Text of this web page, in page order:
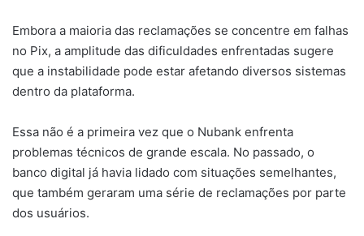
Embora a maioria das reclamações se concentre em falhas
no Pix, a amplitude das dificuldades enfrentadas sugere
que a instabilidade pode estar afetando diversos sistemas
dentro da plataforma.
Essa não é a primeira vez que o Nubank enfrenta
problemas técnicos de grande escala. No passado, o
banco digital já havia lidado com situações semelhantes,
que também geraram uma série de reclamações por parte
dos usuários.